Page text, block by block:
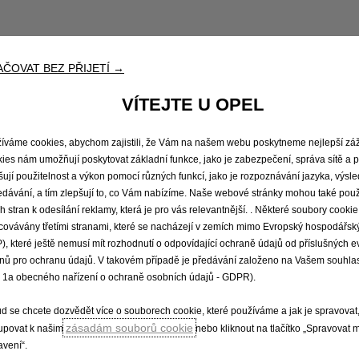
monitoring provozu za vozem, varující před kolizemi
parkování testovaného hatchbacku.
84 LED elementy
v každém světle a vykrývají okolní
ostatní řidiče.
uživatelskou přátelskostí a slušnými
se dvěma obrazovkami(12palcový přístrojový štít
spárování včetně nabíjení mobilu v
BEZ PŘIJETÍ →
VÍTEJTE U OPEL
cookies, abychom zajistili, že Vám na našem webu poskytneme nejlepší
nám umožňují poskytovat základní funkce, jako je zabezpečení, správa sítě a
použitelnost a výkon pomocí různých funkcí, jako je rozpoznávání jazyka,
a tím zlepšují to, co Vám nabízíme. Naše webové stránky mohou také
stran k odesílání reklamy, která je pro vás relevantnější. . Některé soubory
třetími stranami, které se nacházejí v zemích mimo Evropský
které ještě nemusí mít rozhodnutí o odpovídající ochraně údajů od příslušných
pro ochranu údajů. V takovém případě je předávání založeno na Vašem
1a obecného nařízení o ochraně osobních údajů - GDPR).
se chcete dozvědět více o souborech cookie, které používáme a jak je
k našim zásadám souborů cookie nebo kliknout na tlačítko „Spravovat